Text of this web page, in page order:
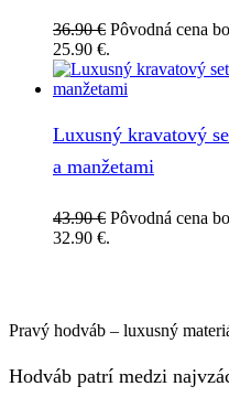
36.90€ Pôvodná cena
25.90 €.
Luxusný kravatový
a manžetami
43.90€ Pôvodná cena
32.90 €.
Pravý hodváb – luxusný
Hodváb patrí medzi